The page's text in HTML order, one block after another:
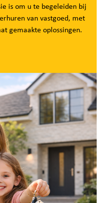
is om u te begeleiden bij
van vastgoed, met
gemaakte oplossingen.